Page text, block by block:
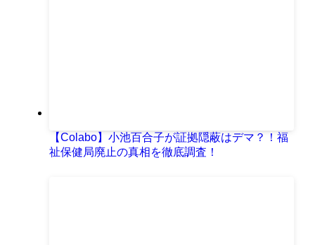
【Colabo】小池百合子が証拠隠蔽はデマ？！福
祉保健局廃止の真相を徹底調査！